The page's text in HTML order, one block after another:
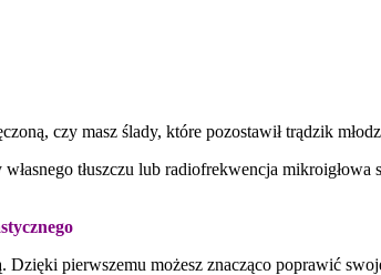
czy masz ślady, które pozostawił trądzik
tłuszczu lub radiofrekwencja mikroigłowa
pierwszemu możesz znacząco poprawić